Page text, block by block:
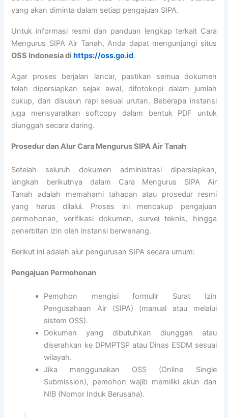
yang akan diminta dalam setiap pengajuan SIPA.
Untuk informasi resmi dan panduan lengkap terkait Cara
Mengurus SIPA Air Tanah, Anda dapat mengunjungi situs
OSS Indonesia dihttps://oss.go.id.
Agar proses berjalan lancar, pastikan semua dokumen
telah dipersiapkan sejak awal, difotokopi dalam jumlah
cukup, dan disusun rapi sesuai urutan. Beberapa instansi
juga mensyaratkan softcopy dalam bentuk PDF untuk
diunggah secara daring.
Prosedur dan Alur Cara Mengurus SIPA Air Tanah
Setelah seluruh dokumen administrasi dipersiapkan,
langkah berikutnya dalam Cara Mengurus SIPA Air
Tanah adalah memahami tahapan atau prosedur resmi
yang harus dilalui. Proses ini mencakup pengajuan
permohonan, verifikasi dokumen, survei teknis, hingga
penerbitan izin oleh instansi berwenang.
Berikut ini adalah alur pengurusan SIPA secara umum:
Pengajuan Permohonan
Pemohon mengisi formulir Surat Izin
Pengusahaan Air (SIPA) (manual atau melalui
sistem OSS).
Dokumen yang dibutuhkan diunggah atau
diserahkan ke DPMPTSP atau Dinas ESDM sesuai
wilayah.
Jika menggunakan OSS (Online Single
Submission), pemohon wajib memiliki akun dan
NIB (Nomor Induk Berusaha).